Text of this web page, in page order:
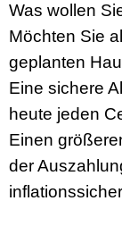
Was wollen
Möchten Sie
geplanten
Eine sichere
heute jeden
Einen
der